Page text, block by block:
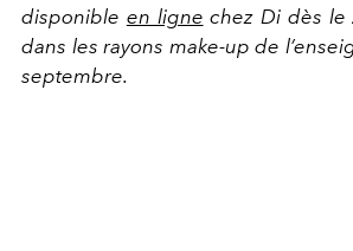
disponible en ligne chez Di dès
dans les rayons make-up de
septembre.